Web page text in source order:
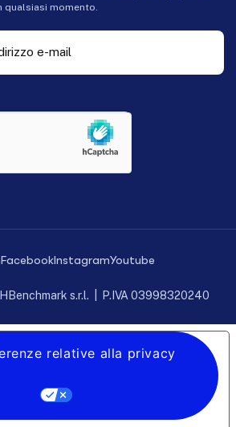
qualsiasi momento.
FacebookInstagramYoutube
s.r.l. | P.IVA 03998320240
relative alla privacy